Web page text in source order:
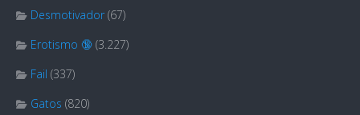
Desmotivador (67)
Erotismo 🔞 (3.227)
Fail (337)
Gatos (820)